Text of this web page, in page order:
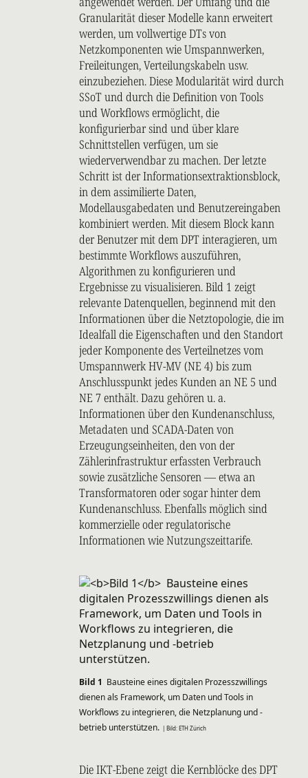
Granularität dieser Modelle kann erweitert
werden, um vollwertige DTs von
Netzkomponenten wie Umspannwerken,
Freileitungen, Verteilungskabeln usw.
einzubeziehen. Diese Modularität wird durch
SSoT und durch die Definition von Tools
und Workflows ermöglicht, die
konfigurierbar sind und über klare
Schnittstellen verfügen, um sie
wiederverwendbar zu machen. Der letzte
Schritt ist der Informationsextraktionsblock,
in dem assimilierte Daten,
Modellausgabedaten und Benutzereingaben
kombiniert werden. Mit diesem Block kann
der Benutzer mit dem DPT interagieren, um
bestimmte Workflows auszuführen,
Algorithmen zu konfigurieren und
Ergebnisse zu visualisieren. Bild 1 zeigt
relevante Datenquellen, beginnend mit den
Informationen über die Netztopologie, die im
Idealfall die Eigenschaften und den Standort
jeder Komponente des Verteilnetzes vom
Umspannwerk HV-MV (NE 4) bis zum
Anschlusspunkt jedes Kunden an NE 5 und
NE 7 enthält. Dazu gehören u. a.
Informationen über den Kundenanschluss,
Metadaten und SCADA-Daten von
Erzeugungseinheiten, den von der
Zählerinfrastruktur erfassten Verbrauch
sowie zusätzliche Sensoren — etwa an
Transformatoren oder sogar hinter dem
Kundenanschluss. Ebenfalls möglich sind
kommerzielle oder regulatorische
Informationen wie Nutzungszeittarife.
Bild 1 Bausteine eines digitalen Prozesszwillings
dienen als Framework, um Daten und Tools in
Workflows zu integrieren, die Netzplanung und -
betrieb unterstützen. | Bild: ETH Zürich
Die IKT-Ebene zeigt die Kernblöcke des DPT